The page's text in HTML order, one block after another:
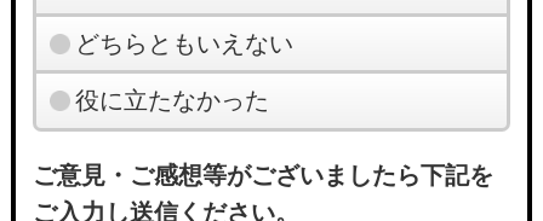
どちらともいえない
役に立たなかった
ご意見・ご感想等がございましたら下記を
ご入力し送信ください。